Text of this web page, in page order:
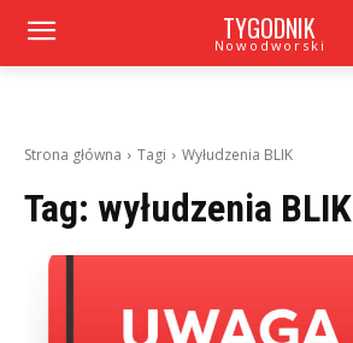
TYGODNIK
Nowodworski
Strona główna Tagi Wyłudzenia BLIK
Tag: wyłudzenia BLIK